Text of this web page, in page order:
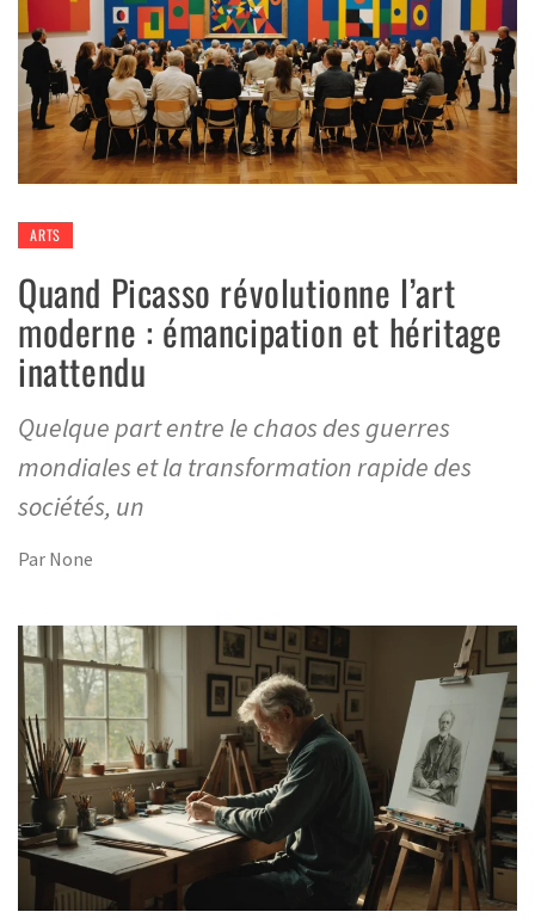
ARTS
Quand Picasso révolutionne l’art
moderne : émancipation et héritage
inattendu
Quelque part entre le chaos des guerres
mondiales et la transformation rapide des
sociétés, un
Par None